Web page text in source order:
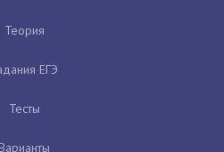
Теория
ЕГЭ
Тесты
Варианты